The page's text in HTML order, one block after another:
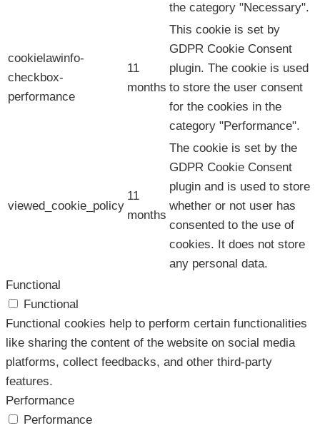
the category "Necessary".
cookielawinfo-
checkbox-
performance
11
months
This cookie is set by
GDPR Cookie Consent
plugin. The cookie is used
to store the user consent
for the cookies in the
category "Performance".
viewed_cookie_policy
11
months
The cookie is set by the
GDPR Cookie Consent
plugin and is used to store
whether or not user has
consented to the use of
cookies. It does not store
any personal data.
Functional
Functional
Functional cookies help to perform certain functionalities
like sharing the content of the website on social media
platforms, collect feedbacks, and other third-party
features.
Performance
Performance